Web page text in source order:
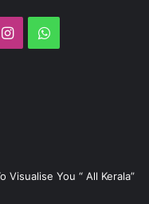
InstagramWhatsApp
Visualise You “ All Kerala”